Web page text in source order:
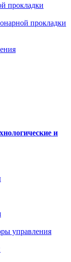
прокладки
прокладки
и
управления